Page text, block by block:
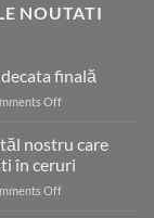
NOUTATI
finală
Offon
nostru care
în ceruri
Offon